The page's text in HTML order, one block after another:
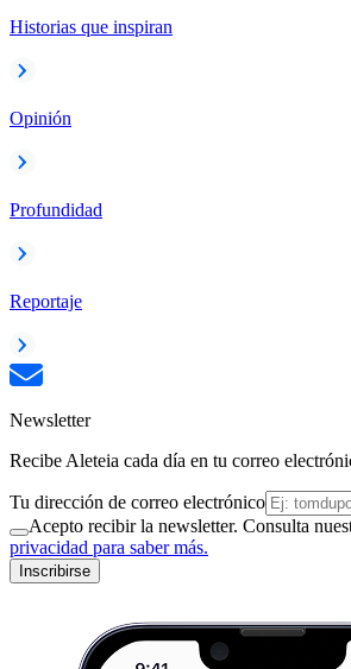
Historias que inspiran
Opinión
Profundidad
Reportaje
Newsletter
Recibe Aleteia cada día en tu correo
Tu dirección de correo electrónico
Acepto recibir la newsletter. Consulta
privacidad para saber más.
Inscribirse